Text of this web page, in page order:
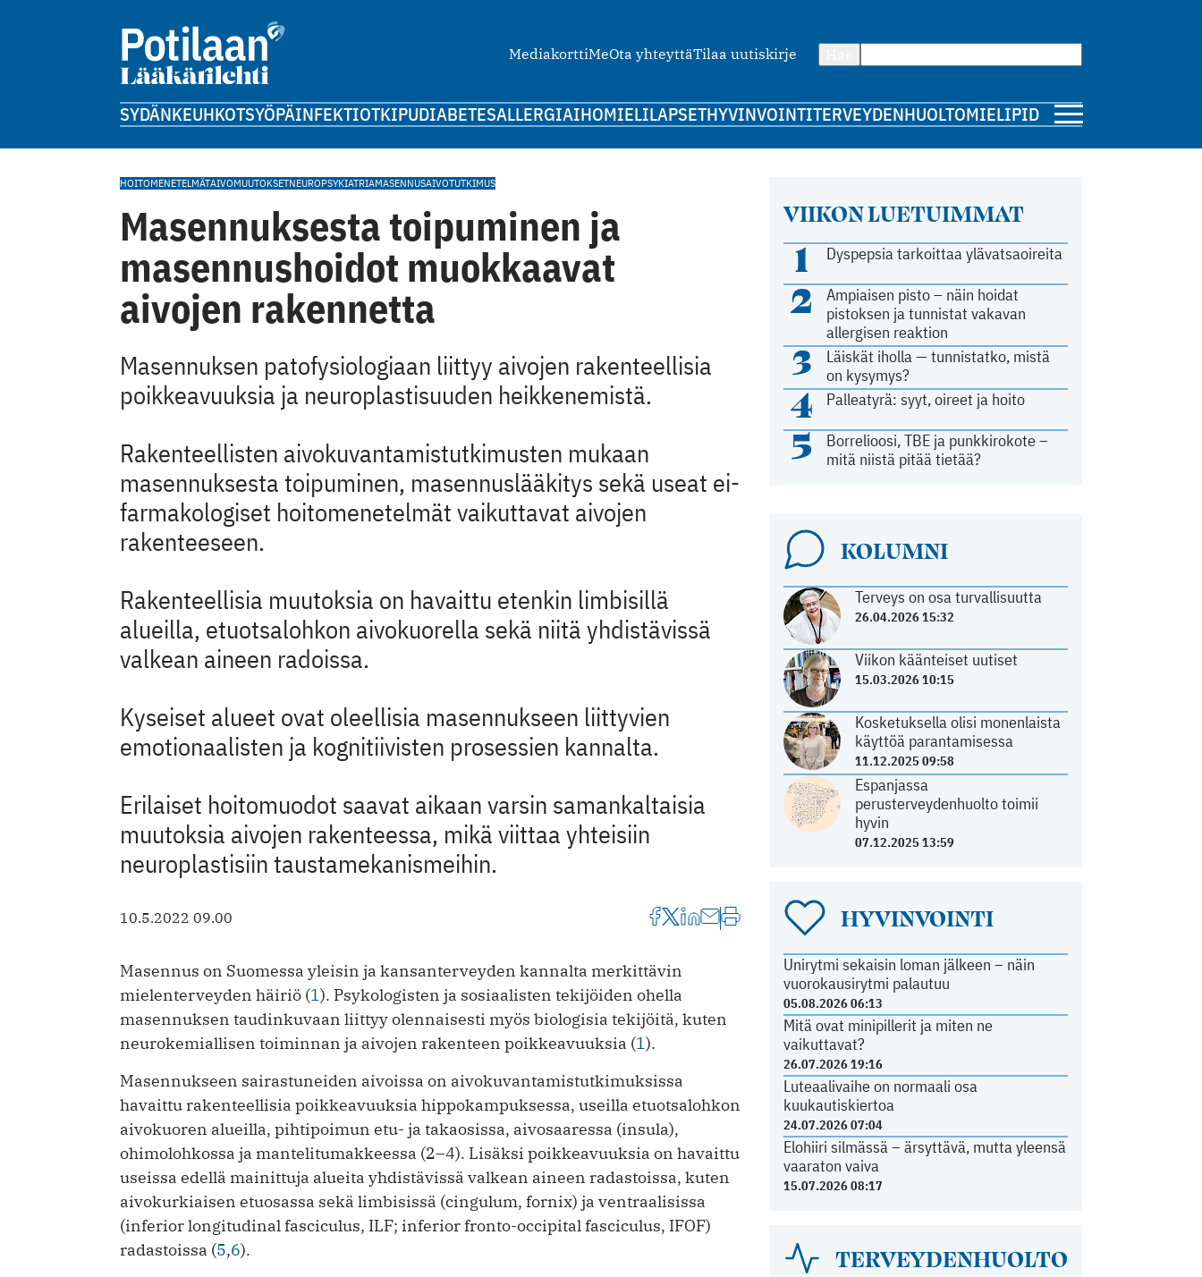
MediakorttiMeOta yhteyttäTilaa uutiskirje
SYDÄNKEUHKOTSYÖPÄINFEKTIOTKIPUDIABETESALLERGIAIHOMIELILAPSETHYVINVOINTITERVEYDENHUOLTOMIELIPIDE
VIIKON LUETUIMMAT
1 Dyspepsia tarkoittaa ylävatsaoireita
2
Ampiaisen pisto – näin hoidat
pistoksen ja tunnistat vakavan
allergisen reaktion
3
Läiskät iholla — tunnistatko, mistä
on kysymys?
4 Palleatyrä: syyt, oireet ja hoito
5
Borrelioosi, TBE ja punkkirokote –
mitä niistä pitää tietää?
KOLUMNI
Terveys on osa turvallisuutta
26.04.2026 15:32
Viikon käänteiset uutiset
15.03.2026 10:15
Kosketuksella olisi monenlaista
käyttöä parantamisessa
11.12.2025 09:58
Espanjassa
perusterveydenhuolto toimii
hyvin
07.12.2025 13:59
HYVINVOINTI
Unirytmi sekaisin loman jälkeen – näin
vuorokausirytmi palautuu
05.08.2026 06:13
Mitä ovat minipillerit ja miten ne
vaikuttavat?
26.07.2026 19:16
Luteaalivaihe on normaali osa
kuukautiskiertoa
24.07.2026 07:04
Elohiiri silmässä – ärsyttävä, mutta yleensä
vaaraton vaiva
15.07.2026 08:17
TERVEYDENHUOLTO
HOITOMENETELMÄTAIVOMUUTOKSETNEUROPSYKIATRIAMASENNUSAIVOTUTKIMUS
Masennuksesta toipuminen ja
masennushoidot muokkaavat
aivojen rakennetta
Masennuksen patofysiologiaan liittyy aivojen rakenteellisia
poikkeavuuksia ja neuroplastisuuden heikkenemistä.
Rakenteellisten aivokuvantamistutkimusten mukaan
masennuksesta toipuminen, masennuslääkitys sekä useat ei-
farmakologiset hoitomenetelmät vaikuttavat aivojen
rakenteeseen.
Rakenteellisia muutoksia on havaittu etenkin limbisillä
alueilla, etuotsalohkon aivokuorella sekä niitä yhdistävissä
valkean aineen radoissa.
Kyseiset alueet ovat oleellisia masennukseen liittyvien
emotionaalisten ja kognitiivisten prosessien kannalta.
Erilaiset hoitomuodot saavat aikaan varsin samankaltaisia
muutoksia aivojen rakenteessa, mikä viittaa yhteisiin
neuroplastisiin taustamekanismeihin.
10.5.2022 09.00
Masennus on Suomessa yleisin ja kansanterveyden kannalta merkittävin
mielenterveyden häiriö (1). Psykologisten ja sosiaalisten tekijöiden ohella
masennuksen taudinkuvaan liittyy olennaisesti myös biologisia tekijöitä, kuten
neurokemiallisen toiminnan ja aivojen rakenteen poikkeavuuksia (1).
Masennukseen sairastuneiden aivoissa on aivokuvantamistutkimuksissa
havaittu rakenteellisia poikkeavuuksia hippokampuksessa, useilla etuotsalohkon
aivokuoren alueilla, pihtipoimun etu- ja takaosissa, aivosaaressa (insula),
ohimolohkossa ja mantelitumakkeessa (2–4). Lisäksi poikkeavuuksia on havaittu
useissa edellä mainittuja alueita yhdistävissä valkean aineen radastoissa, kuten
aivokurkiaisen etuosassa sekä limbisissä (cingulum, fornix) ja ventraalisissa
(inferior longitudinal fasciculus, ILF; inferior fronto-occipital fasciculus, IFOF)
radastoissa (5,6).